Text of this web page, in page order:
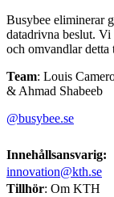
Busybee eliminerar
datadrivna beslut.
och omvandlar
Team: Louis
& Ahmad Shabeeb
@busybee.se
Innehållsansvarig:
innovation@kth.se
Tillhör: Om KTH